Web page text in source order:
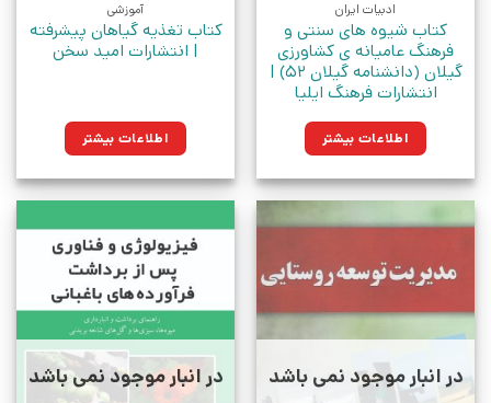
ادبیات ایران
کتاب شیوه های سنتی و
فرهنگ عامیانه ی کشاورزی
گیلان (دانشنامه گیلان 52) |
انتشارات فرهنگ ایلیا
اطلاعات بیشتر
آموزشی
کتاب تغذیه گیاهان پیشرفته
| انتشارات امید سخن
اطلاعات بیشتر
در انبار موجود نمی باشد در انبار موجود نمی باشد